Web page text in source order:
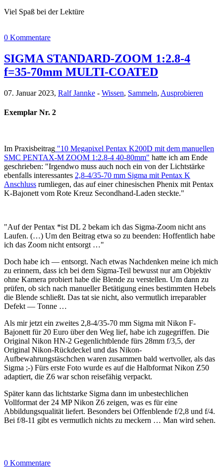
Viel Spaß bei der Lektüre
0 Kommentare
SIGMA STANDARD-ZOOM 1:2.8-4
f=35-70mm MULTI-COATED
07. Januar 2023, Ralf Jannke - Wissen, Sammeln, Ausprobieren
Exemplar Nr. 2
Im Praxisbeitrag "10 Megapixel Pentax K200D mit dem manuellen
SMC PENTAX-M ZOOM 1:2.8-4 40-80mm" hatte ich am Ende
geschrieben: "Irgendwo muss auch noch ein von der Lichtstärke
ebenfalls interessantes 2,8-4/35-70 mm Sigma mit Pentax K
Anschluss rumliegen, das auf einer chinesischen Phenix mit Pentax
K-Bajonett vom Rote Kreuz Secondhand-Laden steckte."
"Auf der Pentax *ist DL 2 bekam ich das Sigma-Zoom nicht ans
Laufen. (…) Um den Beitrag etwa so zu beenden: Hoffentlich habe
ich das Zoom nicht entsorgt …"
Doch habe ich — entsorgt. Nach etwas Nachdenken meine ich mich
zu erinnern, dass ich bei dem Sigma-Teil bewusst nur am Objektiv
ohne Kamera probiert habe die Blende zu verstellen. Um dann zu
prüfen, ob sich nach manueller Betätigung eines bestimmten Hebels
die Blende schließt. Das tat sie nicht, also vermutlich irreparabler
Defekt — Tonne …
Als mir jetzt ein zweites 2,8-4/35-70 mm Sigma mit Nikon F-
Bajonett für 20 Euro über den Weg lief, habe ich zugegriffen. Die
Original Nikon HN-2 Gegenlichtblende fürs 28mm f/3,5, der
Original Nikon-Rückdeckel und das Nikon-
Aufbewahrungstäschchen waren zusammen bald wertvoller, als das
Sigma ;-) Fürs erste Foto wurde es auf die Halbformat Nikon Z50
adaptiert, die Z6 war schon reisefähig verpackt.
Später kann das lichtstarke Sigma dann im unbestechlichen
Vollformat der 24 MP Nikon Z6 zeigen, was es für eine
Abbildungsqualität liefert. Besonders bei Offenblende f/2,8 und f/4.
Bei f/8-11 gibt es vermutlich nichts zu meckern … Man wird sehen.
0 Kommentare